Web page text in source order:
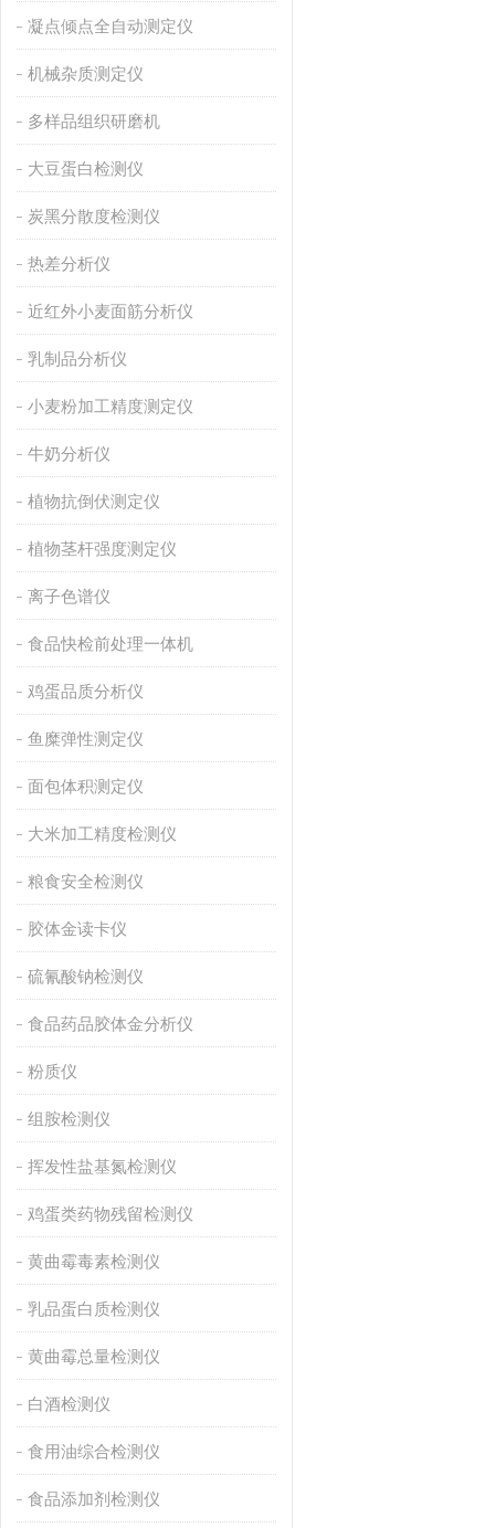
凝点倾点全自动测定仪
机械杂质测定仪
多样品组织研磨机
大豆蛋白检测仪
炭黑分散度检测仪
热差分析仪
近红外小麦面筋分析仪
乳制品分析仪
小麦粉加工精度测定仪
牛奶分析仪
植物抗倒伏测定仪
植物茎杆强度测定仪
离子色谱仪
食品快检前处理一体机
鸡蛋品质分析仪
鱼糜弹性测定仪
面包体积测定仪
大米加工精度检测仪
粮食安全检测仪
胶体金读卡仪
硫氰酸钠检测仪
食品药品胶体金分析仪
粉质仪
组胺检测仪
挥发性盐基氮检测仪
鸡蛋类药物残留检测仪
黄曲霉毒素检测仪
乳品蛋白质检测仪
黄曲霉总量检测仪
白酒检测仪
食用油综合检测仪
食品添加剂检测仪